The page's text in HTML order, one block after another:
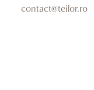
contact@teilor.ro